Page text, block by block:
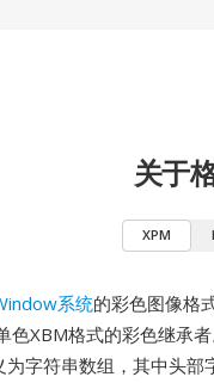
关于
XPM
系统的彩色图像格
色XBM格式的彩色继承
字符串数组，其中头部